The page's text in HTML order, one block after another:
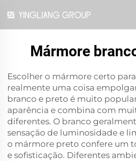
Mármore
Escolher o mármore certo para
realmente uma coisa
branco e preto é muito
aparência e combina com
diferentes. O branco
sensação de luminosidade e
o mármore preto confere um
e sofisticação. Diferentes